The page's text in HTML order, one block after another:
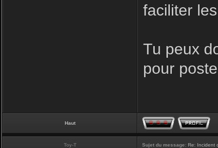
faciliter
Tu peux
pour
Haut
Toy-T Sujet du message: Re: Incident